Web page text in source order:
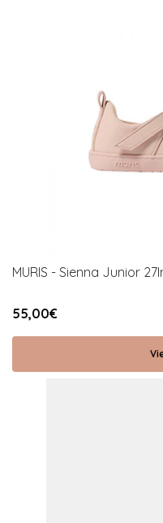
MURIS - Sienna Junior
55,00€